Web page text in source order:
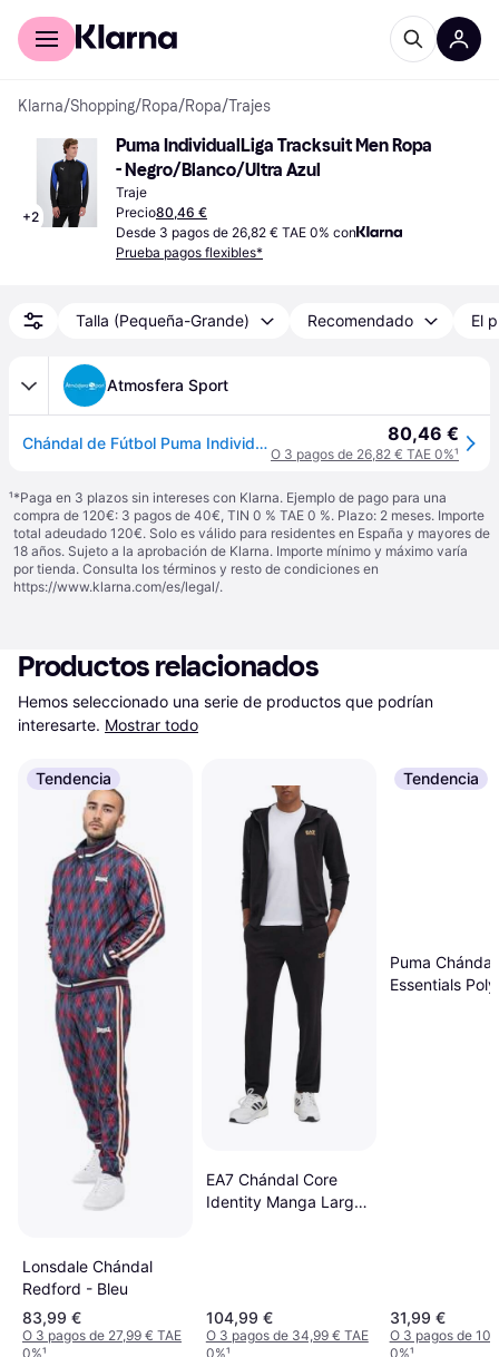
Comprar con Klarna
Klarna/Shopping/Ropa/Ropa/Trajes
+2
Puma IndividualLiga Tracksuit Men Ropa
- Negro/Blanco/Ultra Azul
Traje
Precio80,46 €
Desde 3 pagos de 26,82 € TAE 0% con
Prueba pagos flexibles*
Talla (Pequeña-Grande) Recomendado El
Atmosfera Sport
Chándal de Fútbol Puma Individualliga Track Hombre Negro/Azul - S 80,46 €
O 3 pagos de 26,82 € TAE 0%¹
¹*Paga en 3 plazos sin intereses con Klarna. Ejemplo de pago para una
compra de 120€: 3 pagos de 40€, TIN 0 % TAE 0 %. Plazo: 2 meses. Importe
total adeudado 120€. Solo es válido para residentes en España y mayores de
18 años. Sujeto a la aprobación de Klarna. Importe mínimo y máximo varía
por tienda. Consulta los términos y resto de condiciones en
https://www.klarna.com/es/legal/.
Productos relacionados
Hemos seleccionado una serie de productos que podrían
interesarte. Mostrar todo
Tendencia
Lonsdale Chándal
Redford - Bleu
83,99 €
O 3 pagos de 27,99 € TAE
0%¹
EA7 Chándal Core
Identity Manga Larga
104,99 €
O 3 pagos de 34,99 € TAE
0%¹
Tendencia
Puma Chándal
Essentials
31,99 €
O 3 pagos de
0%¹